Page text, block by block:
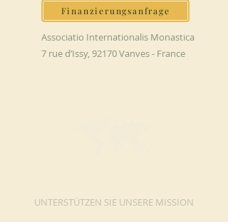
Finanzierungsanfrage
Associatio Internationalis Monastica
7 rue d’Issy, 92170 Vanves - France
UNTERSTÜTZEN SIE UNSERE MISSION